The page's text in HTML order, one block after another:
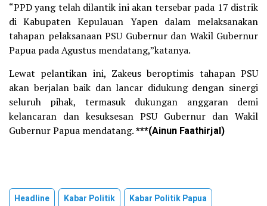
“PPD yang telah dilantik ini akan tersebar pada 17 distrik
di Kabupaten Kepulauan Yapen dalam melaksanakan
tahapan pelaksanaan PSU Gubernur dan Wakil Gubernur
Papua pada Agustus mendatang,”katanya.
Lewat pelantikan ini, Zakeus beroptimis tahapan PSU
akan berjalan baik dan lancar didukung dengan sinergi
seluruh pihak, termasuk dukungan anggaran demi
kelancaran dan kesuksesan PSU Gubernur dan Wakil
Gubernur Papua mendatang.***(Ainun Faathirjal)
Headline Kabar Politik
Kabar Politik Papua